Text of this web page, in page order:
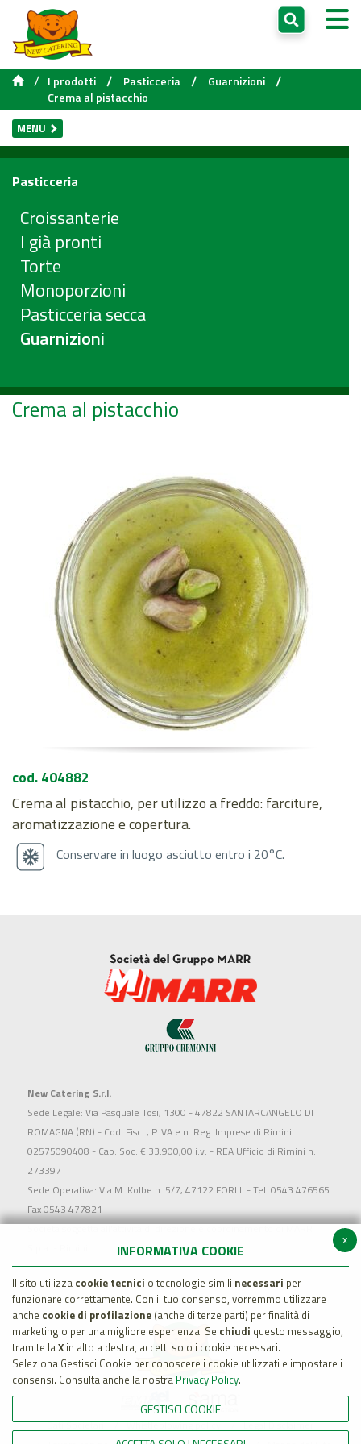
/ I prodotti / Pasticceria / Guarnizioni /
Crema al pistacchio
MENU
Pasticceria
Croissanterie
I già pronti
Torte
Monoporzioni
Pasticceria secca
Guarnizioni
Crema al pistacchio
cod. 404882
Crema al pistacchio, per utilizzo a freddo: farciture,
aromatizzazione e copertura.
Conservare in luogo asciutto entro i 20°C.
New Catering S.r.l.
Sede Legale: Via Pasquale Tosi, 1300 - 47822 SANTARCANGELO DI
ROMAGNA (RN) - Cod. Fisc. , P.IVA e n. Reg. Imprese di Rimini
02575090408 - Cap. Soc. € 33.900,00 i.v. - REA Ufficio di Rimini n.
273397
Sede Operativa: Via M. Kolbe n. 5/7, 47122 FORLI' - Tel. 0543 476565
Fax 0543 477821
Società soggetta all'attività di direzione e coordinamento di MARR
Dati Societari Whistleblowing policy
Legal Disclaimer
x
INFORMATIVA COOKIE
Il sito utilizza cookie tecnici o tecnologie simili necessari per
funzionare correttamente. Con il tuo consenso, vorremmo utilizzare
anche cookie di profilazione (anche di terze parti) per finalità di
marketing o per una migliore esperienza. Se chiudi questo messaggio,
tramite laX in alto a destra, accetti solo i cookie necessari.
Seleziona Gestisci Cookie per conoscere i cookie utilizzati e impostare i
consensi. Consulta anche la nostra Privacy Policy.
GESTISCI COOKIE